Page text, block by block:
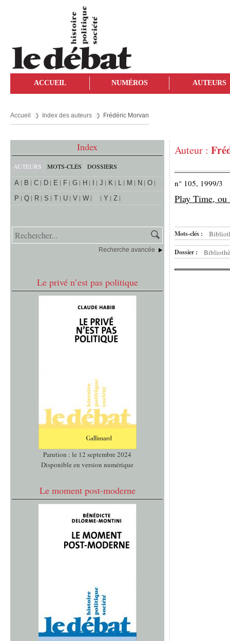
ACCUEIL NUMÉROS AUTEURS
Accueil Index des auteurs Frédéric Morvan
Index
AUTEURS MOTS-CLÉS DOSSIERS
A B C D E F G H J K L M N
O
P
Q R S T U V W Y Z
Recherche avancée
Le privé n’est pas politique
Parution : le 12 septembre 2024
Disponible en version numérique
Le moment post-moderne
Auteur :
n° 105, 1999/3
Play Time, ou
Mots-clés :
Dossier :